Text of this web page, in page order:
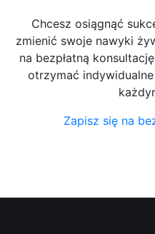
Chcesz osiągnąć
zmienić swoje nawyki
na bezpłatną
otrzymać
Zapisz się na